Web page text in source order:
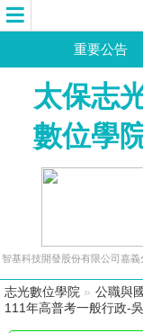
重要公告
太保志
數位學
智基科技開發股份有限公司嘉
志光數位學院 » 公職與
111年高普考一般行政-